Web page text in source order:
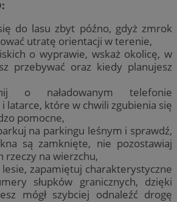
do lasu zbyt późno, gdyż zmrok
utratę orientacji w terenie,
o wyprawie, wskaż okolicę, w
przebywać oraz kiedy planujesz
o naładowanym telefonie
latarce, które w chwili zgubienia się
pomocne,
na parkingu leśnym i sprawdź,
są zamknięte, nie pozostawiaj
rzeczy na wierzchu,
zapamiętuj charakterystyczne
słupków granicznych, dzięki
mógł szybciej odnaleźć drogę